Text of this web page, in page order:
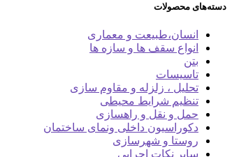
دسته‌های محصولات
انسان،طبیعت و معماری
انواع سقف ها و سازه ها
بتن
تاسیسات
تحلیل ، زلزله و مقاوم سازی
تنظیم شرایط محیطی
حمل و نقل و راهسازی
دکوراسیون داخلی ونمای ساختمان
روستا و شهرسازی
سایر نکات اجرایی